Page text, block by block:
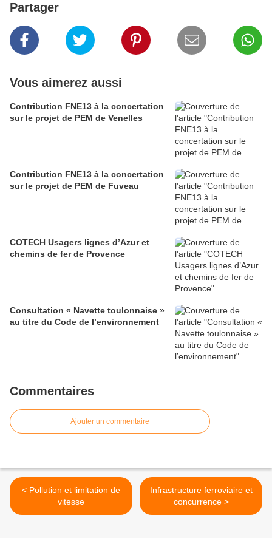
Partager
Vous aimerez aussi
Contribution FNE13 à la concertation
sur le projet de PEM de Venelles
Contribution FNE13 à la concertation
sur le projet de PEM de Fuveau
COTECH Usagers lignes d’Azur et
chemins de fer de Provence
Consultation « Navette toulonnaise »
au titre du Code de l’environnement
Commentaires
Ajouter un commentaire
< Pollution et limitation de
vitesse
Infrastructure ferroviaire et
concurrence >